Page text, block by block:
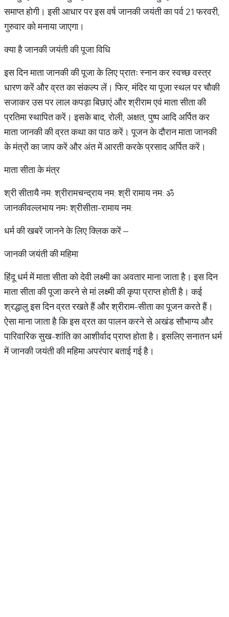
समाप्त होगी। इसी आधार पर इस वर्ष जानकी जयंती का पर्व 21 फरवरी,
गुरुवार को मनाया जाएगा।
क्या है जानकी जयंती की पूजा विधि
इस दिन माता जानकी की पूजा के लिए प्रातः स्नान कर स्वच्छ वस्त्र
धारण करें और व्रत का संकल्प लें। फिर, मंदिर या पूजा स्थल पर चौकी
सजाकर उस पर लाल कपड़ा बिछाएं और श्रीराम एवं माता सीता की
प्रतिमा स्थापित करें। इसके बाद, रोली, अक्षत, पुष्प आदि अर्पित कर
माता जानकी की व्रत कथा का पाठ करें। पूजन के दौरान माता जानकी
के मंत्रों का जाप करें और अंत में आरती करके प्रसाद अर्पित करें।
माता सीता के मंत्र
श्री सीतायै नम: श्रीरामचन्द्राय नम: श्री रामाय नम: ॐ
जानकीवल्लभाय नमः श्रीसीता-रामाय नम:
धर्म की खबरें जानने के लिए क्लिक करें –
जानकी जयंती की महिमा
हिंदू धर्म में माता सीता को देवी लक्ष्मी का अवतार माना जाता है। इस दिन
माता सीता की पूजा करने से मां लक्ष्मी की कृपा प्राप्त होती है। कई
श्रद्धालु इस दिन व्रत रखते हैं और श्रीराम-सीता का पूजन करते हैं।
ऐसा माना जाता है कि इस व्रत का पालन करने से अखंड सौभाग्य और
पारिवारिक सुख-शांति का आशीर्वाद प्राप्त होता है। इसलिए सनातन धर्म
में जानकी जयंती की महिमा अपरंपार बताई गई है।